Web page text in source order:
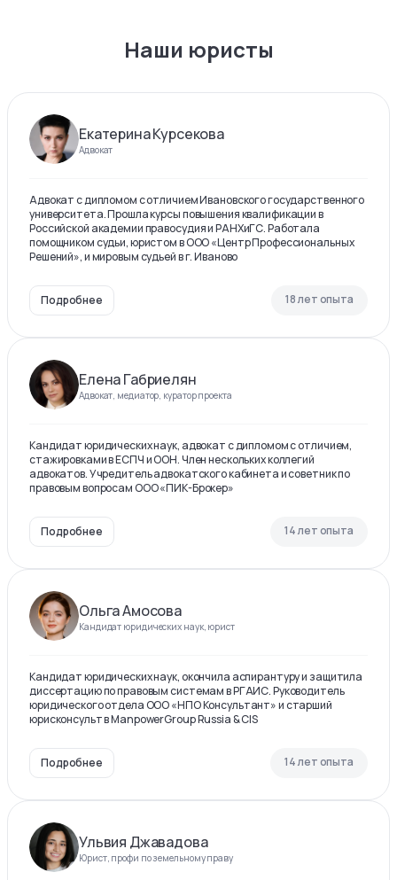
Наши юристы
Екатерина Курсекова
Адвокат
Адвокат с дипломом с отличием Ивановского государственного
университета. Прошла курсы повышения квалификации в
Российской академии правосудия и РАНХиГС. Работала
помощником судьи, юристом в ООО «Центр Профессиональных
Решений», и мировым судьей в г. Иваново
Подробнее 18 лет опыта
Елена Габриелян
Адвокат, медиатор, куратор проекта
Кандидат юридических наук, адвокат с дипломом с отличием,
стажировками в ЕСПЧ и ООН. Член нескольких коллегий
адвокатов. Учредитель адвокатского кабинета и советник по
правовым вопросам ООО «ПИК-Брокер»
Подробнее 14 лет опыта
Ольга Амосова
Кандидат юридических наук, юрист
Кандидат юридических наук, окончила аспирантуру и защитила
диссертацию по правовым системам в РГАИС. Руководитель
юридического отдела ООО «НПО Консультант» и старший
юрисконсульт в ManpowerGroup Russia & CIS
Подробнее 14 лет опыта
Ульвия Джавадова
Юрист, профи по земельному праву